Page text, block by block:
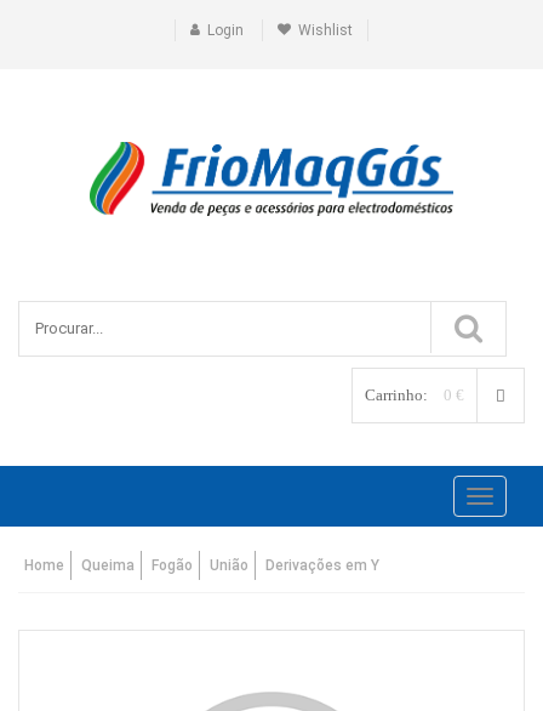
Login Wishlist
Carrinho: 0 €
Toggle
Home Queima Fogão União Derivações em Y